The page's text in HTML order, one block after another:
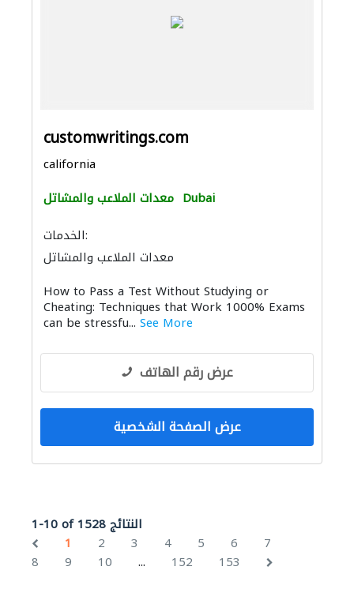
customwritings.com
california
معدات الملاعب والمشاتل Dubai
الخدمات:
معدات الملاعب والمشاتل
How to Pass a Test Without Studying or
Cheating: Techniques that Work 1000% Exams
can be stressfu... See More
عرض رقم الهاتف
عرض الصفحة الشخصية
1-10 of 1528 النتائج
1
2 3 4 5 6
7
8
9 10 ... 152 153